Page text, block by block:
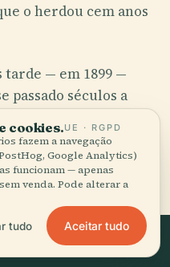
o herdou cem anos
— em 1899 —
passado séculos a
decidisse
já não era uma
piscatória, e a luz
e não papas em
cookies.UE · RGPD
fazem a navegação
Google Analytics)
funcionam — apenas
venda. Pode alterar a
tudo Aceitar tudo